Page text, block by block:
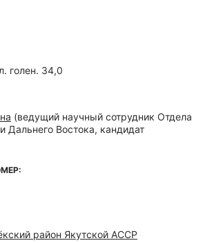
голен. 34,0
(ведущий научный сотрудник Отдела
Дальнего Востока, кандидат
район Якутской АССР